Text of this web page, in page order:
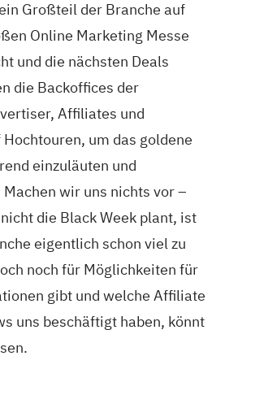
Großteil der Branche auf
Online Marketing Messe
und die nächsten Deals
die Backoffices der
Affiliates und
um das goldene
einzuläuten und
wir uns nichts vor –
die Black Week plant, ist
eigentlich schon viel zu
noch für Möglichkeiten für
gibt und welche Affiliate
uns beschäftigt haben, könnt